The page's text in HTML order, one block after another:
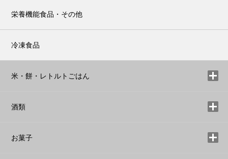
栄養機能食品・その他
冷凍食品
米・餅・レトルトごはん
酒類
お菓子